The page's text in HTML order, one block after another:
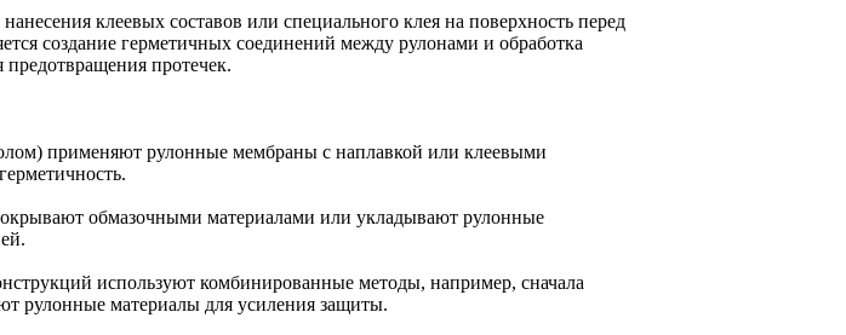
клеевых составов или специального клея на поверхность перед
создание герметичных соединений между рулонами и обработка
протечек.
применяют рулонные мембраны с наплавкой или клеевыми
обмазочными материалами или укладывают рулонные
используют комбинированные методы, например, сначала
рулонные материалы для усиления защиты.